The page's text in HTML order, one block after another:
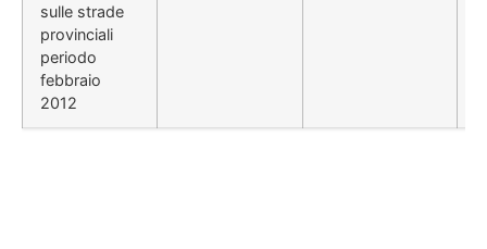
sulle strade
provinciali
periodo
febbraio
2012